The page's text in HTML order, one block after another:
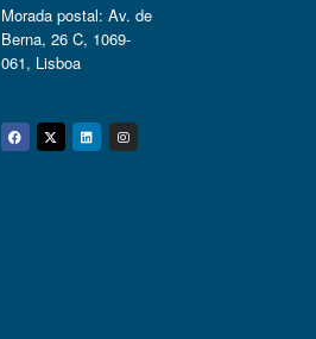
Morada postal: Av. de
Berna, 26 C, 1069-
061, Lisboa
Facebook
Twitter
Linkedin
Instagram